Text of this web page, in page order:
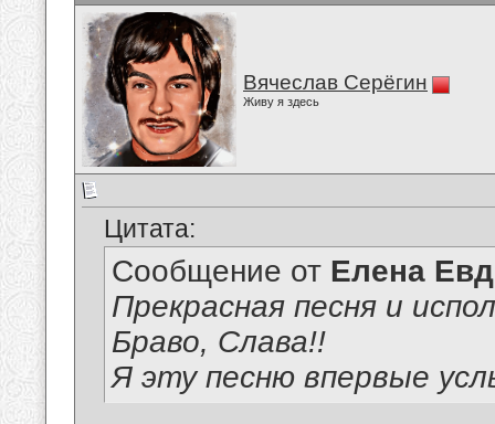
Вячеслав Серёгин
Живу я здесь
Цитата:
Сообщение от Елена
Прекрасная песня и
Браво, Слава!!
Я эту песню впервые